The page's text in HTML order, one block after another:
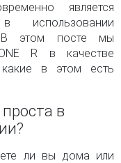
является
В этом посте мы
R в качестве
в этом есть
в
ли вы дома или